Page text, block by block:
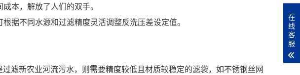
本，解放了人们的双手。
据不同水源和过滤精度灵活调整反洗压差设定值。
滤新农业河流污水，则需要精度较低且材质较稳定的滤袋，如不锈钢丝网
在
线
客
服